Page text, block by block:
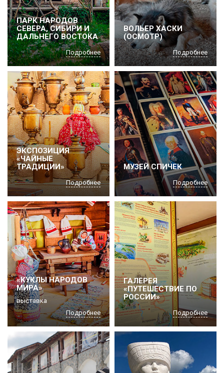
ПАРК НАРОДОВ
СЕВЕРА, СИБИРИ И
ДАЛЬНЕГО ВОСТОКА
Подробнее
ВОЛЬЕР ХАСКИ
(ОСМОТР)
Подробнее
ЭКСПОЗИЦИЯ
«ЧАЙНЫЕ
ТРАДИЦИИ»
Подробнее
МУЗЕЙ СПИЧЕК
Подробнее
«КУКЛЫ НАРОДОВ
МИРА»
выставка
Подробнее
ГАЛЕРЕЯ
«ПУТЕШЕСТВИЕ ПО
РОССИИ»
Подробнее